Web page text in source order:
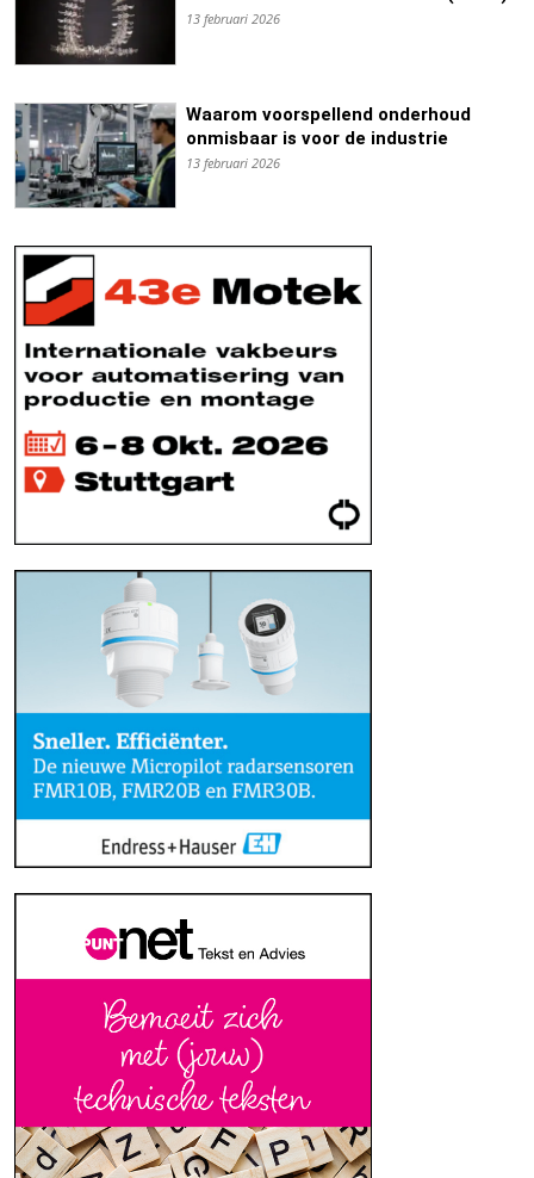
13 februari 2026
Waarom voorspellend onderhoud
onmisbaar is voor de industrie
13 februari 2026